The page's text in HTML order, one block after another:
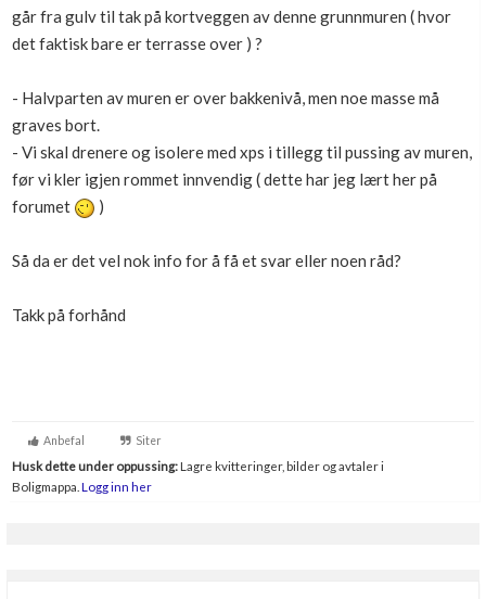
går fra gulv til tak på kortveggen av denne grunnmuren ( hvor
det faktisk bare er terrasse over ) ?
- Halvparten av muren er over bakkenivå, men noe masse må
graves bort.
- Vi skal drenere og isolere med xps i tillegg til pussing av muren,
før vi kler igjen rommet innvendig ( dette har jeg lært her på
forumet
)
Så da er det vel nok info for å få et svar eller noen råd?
Takk på forhånd
Anbefal Siter
Husk dette under oppussing:Lagre kvitteringer, bilder og avtaler i
Boligmappa. Logg inn her